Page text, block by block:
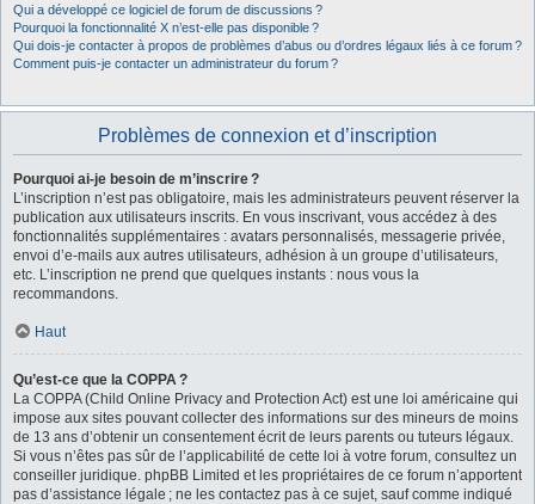
Qui a développé ce logiciel de forum de discussions ?
Pourquoi la fonctionnalité X n’est-elle pas disponible ?
Qui dois-je contacter à propos de problèmes d’abus ou d’ordres légaux liés à ce forum ?
Comment puis-je contacter un administrateur du forum ?
Problèmes de connexion et d’inscription
Pourquoi ai-je besoin de m’inscrire ?
L’inscription n’est pas obligatoire, mais les administrateurs peuvent réserver la
publication aux utilisateurs inscrits. En vous inscrivant, vous accédez à des
fonctionnalités supplémentaires : avatars personnalisés, messagerie privée,
envoi d’e-mails aux autres utilisateurs, adhésion à un groupe d’utilisateurs,
etc. L’inscription ne prend que quelques instants : nous vous la
recommandons.
Haut
Qu’est-ce que la COPPA ?
La COPPA (Child Online Privacy and Protection Act) est une loi américaine qui
impose aux sites pouvant collecter des informations sur des mineurs de moins
de 13 ans d’obtenir un consentement écrit de leurs parents ou tuteurs légaux.
Si vous n’êtes pas sûr de l’applicabilité de cette loi à votre forum, consultez un
conseiller juridique. phpBB Limited et les propriétaires de ce forum n’apportent
pas d’assistance légale ; ne les contactez pas à ce sujet, sauf comme indiqué